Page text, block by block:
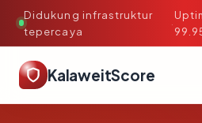
Didukung infrastruktur
tepercaya
·
KalaweitScore